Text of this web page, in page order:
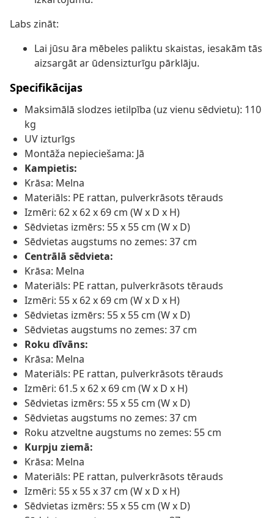
Labs zināt:
Lai jūsu āra mēbeles paliktu skaistas, iesakām tās
aizsargāt ar ūdensizturīgu pārklāju.
Specifikācijas
Maksimālā slodzes ietilpība (uz vienu sēdvietu): 110
kg
UV izturīgs
Montāža nepieciešama: Jā
Kampietis:
Krāsa: Melna
Materiāls: PE rattan, pulverkrāsots tērauds
Izmēri: 62 x 62 x 69 cm (W x D x H)
Sēdvietas izmērs: 55 x 55 cm (W x D)
Sēdvietas augstums no zemes: 37 cm
Centrālā sēdvieta:
Krāsa: Melna
Materiāls: PE rattan, pulverkrāsots tērauds
Izmēri: 55 x 62 x 69 cm (W x D x H)
Sēdvietas izmērs: 55 x 55 cm (W x D)
Sēdvietas augstums no zemes: 37 cm
Roku dīvāns:
Krāsa: Melna
Materiāls: PE rattan, pulverkrāsots tērauds
Izmēri: 61.5 x 62 x 69 cm (W x D x H)
Sēdvietas izmērs: 55 x 55 cm (W x D)
Sēdvietas augstums no zemes: 37 cm
Roku atzveltne augstums no zemes: 55 cm
Kurpju ziemā:
Krāsa: Melna
Materiāls: PE rattan, pulverkrāsots tērauds
Izmēri: 55 x 55 x 37 cm (W x D x H)
Sēdvietas izmērs: 55 x 55 cm (W x D)